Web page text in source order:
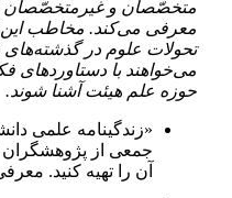
متخصّصان و غیرمتخصّصان
معرفی می‌کند. مخاطب این
تحولات علوم در گذشته‌های
می‌خواهند با دستاوردهای
حوزه علم هیئت آشنا شوند.
«زندگینامه علمی
جمعی از پژوهشگران
آن را تهیه کنید.